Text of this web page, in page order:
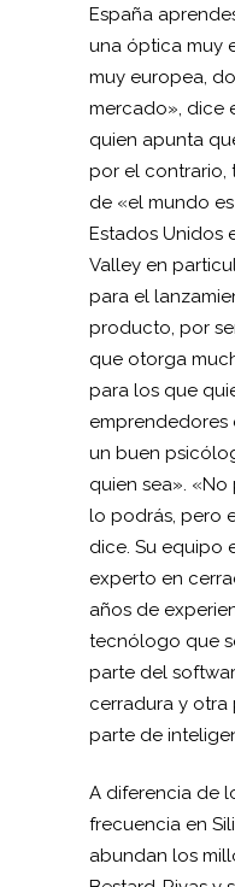
España
una óptica muy
muy europea,
mercado», dice
quien apunta
por el contrario,
de «el mundo
Estados Unidos
Valley en
para el
producto, por
que otorga
para los que
emprendedores
un buen
quien sea».
lo podrás, pero
dice. Su equipo
experto en
años de
tecnólogo que
parte del
cerradura y otra
parte de
A diferencia de
frecuencia en
abundan los